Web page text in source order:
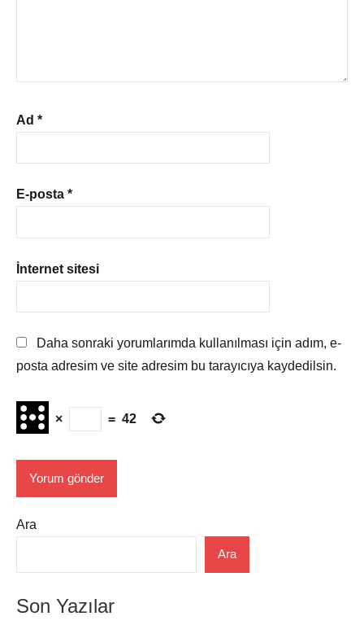
Ad *
E-posta *
İnternet sitesi
Daha sonraki yorumlarımda kullanılması için adım, e-
posta adresim ve site adresim bu tarayıcıya kaydedilsin.
× = 42
Ara
Ara
Son Yazılar